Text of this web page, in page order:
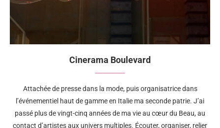
Cinerama Boulevard
Attachée de presse dans la mode, puis organisatrice dans
l’événementiel haut de gamme en Italie ma seconde patrie. J’ai
passé plus de vingt-cinq années de ma vie au cœur du Beau, au
contact d’artistes aux univers multiples. Écouter, organiser, relier